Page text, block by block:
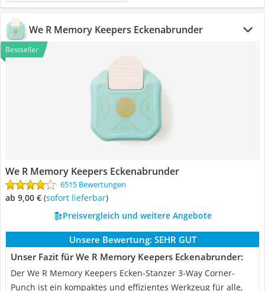
We R Memory Keepers Eckenabrunder
Bestseller
We R Memory Keepers Eckenabrunder
6515 Bewertungen
ab 9,00 € ( Sofort lieferbar)
Preisvergleich und weitere Angebote
Unsere Bewertung: SEHR GUT
Unser Fazit für We R Memory Keepers Eckenabrunder:
Der We R Memory Keepers Ecken-Stanzer 3-Way Corner-
Punch ist ein kompaktes und effizientes Werkzeug für alle,